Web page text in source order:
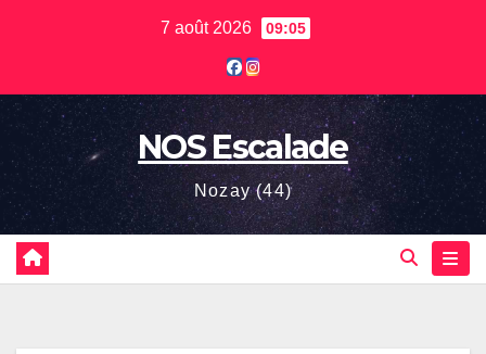
7 août 2026 09:05
NOS Escalade
Nozay (44)